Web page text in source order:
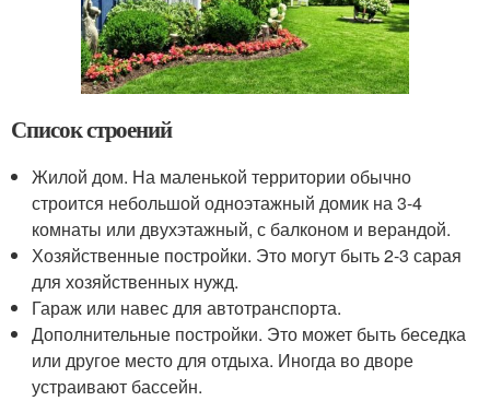
Список строений
Жилой дом. На маленькой территории обычно
строится небольшой одноэтажный домик на 3-4
комнаты или двухэтажный, с балконом и верандой.
Хозяйственные постройки. Это могут быть 2-3 сарая
для хозяйственных нужд.
Гараж или навес для автотранспорта.
Дополнительные постройки. Это может быть беседка
или другое место для отдыха. Иногда во дворе
устраивают бассейн.